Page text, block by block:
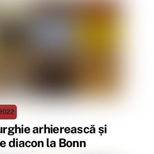
arhierească și
diacon la Bonn